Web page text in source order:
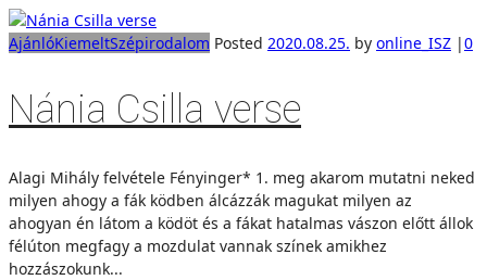
AjánlóKiemeltSzépirodalom Posted 2020.08.25. by online_ISZ |0
Nánia Csilla verse
Alagi Mihály felvétele Fényinger* 1. meg akarom mutatni neked
milyen ahogy a fák ködben álcázzák magukat milyen az
ahogyan én látom a ködöt és a fákat hatalmas vászon előtt állok
félúton megfagy a mozdulat vannak színek amikhez
hozzászokunk...